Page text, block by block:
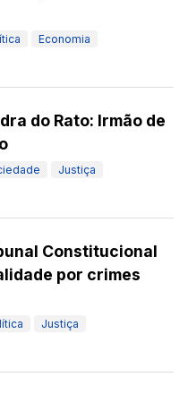
Economia
do Rato: Irmão de
Justiça
Constitucional
por crimes
Justiça